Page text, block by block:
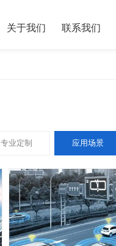
关于我们 联系我们
专业定制 应用场景